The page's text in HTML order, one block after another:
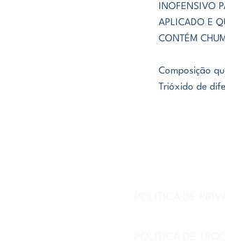
INOFENSIVO
APLICADO E
CONTÉM
Composição
Trióxido de